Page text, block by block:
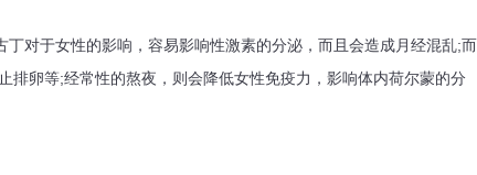
对于女性的影响，容易影响性激素的分泌，而且会造成月经混乱;而
排卵等;经常性的熬夜，则会降低女性免疫力，影响体内荷尔蒙的分